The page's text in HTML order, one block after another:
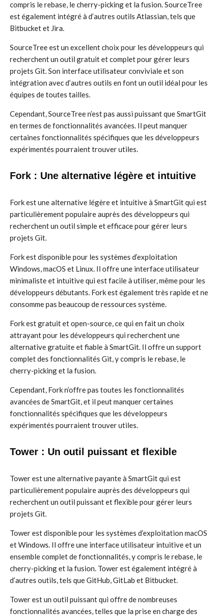
compris le rebase, le cherry-picking et la fusion. SourceTree
est également intégré à d’autres outils Atlassian, tels que
Bitbucket et Jira.
SourceTree est un excellent choix pour les développeurs qui
recherchent un outil gratuit et complet pour gérer leurs
projets Git. Son interface utilisateur conviviale et son
intégration avec d’autres outils en font un outil idéal pour les
équipes de toutes tailles.
Cependant, SourceTree n’est pas aussi puissant que SmartGit
en termes de fonctionnalités avancées. Il peut manquer
certaines fonctionnalités spécifiques que les développeurs
expérimentés pourraient trouver utiles.
Fork : Une alternative légère et intuitive
Fork est une alternative légère et intuitive à SmartGit qui est
particulièrement populaire auprès des développeurs qui
recherchent un outil simple et efficace pour gérer leurs
projets Git.
Fork est disponible pour les systèmes d’exploitation
Windows, macOS et Linux. Il offre une interface utilisateur
minimaliste et intuitive qui est facile à utiliser, même pour les
développeurs débutants. Fork est également très rapide et ne
consomme pas beaucoup de ressources système.
Fork est gratuit et open-source, ce qui en fait un choix
attrayant pour les développeurs qui recherchent une
alternative gratuite et fiable à SmartGit. Il offre un support
complet des fonctionnalités Git, y compris le rebase, le
cherry-picking et la fusion.
Cependant, Fork n’offre pas toutes les fonctionnalités
avancées de SmartGit, et il peut manquer certaines
fonctionnalités spécifiques que les développeurs
expérimentés pourraient trouver utiles.
Tower : Un outil puissant et flexible
Tower est une alternative payante à SmartGit qui est
particulièrement populaire auprès des développeurs qui
recherchent un outil puissant et flexible pour gérer leurs
projets Git.
Tower est disponible pour les systèmes d’exploitation macOS
et Windows. Il offre une interface utilisateur intuitive et un
ensemble complet de fonctionnalités, y compris le rebase, le
cherry-picking et la fusion. Tower est également intégré à
d’autres outils, tels que GitHub, GitLab et Bitbucket.
Tower est un outil puissant qui offre de nombreuses
fonctionnalités avancées, telles que la prise en charge des